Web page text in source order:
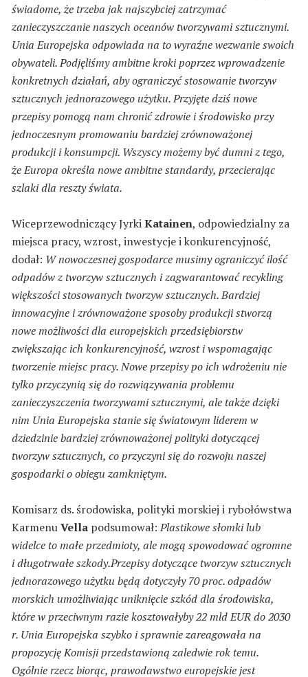
świadome, że trzeba jak najszybciej zatrzymać
zanieczyszczanie naszych oceanów tworzywami sztucznymi.
Unia Europejska odpowiada na to wyraźne wezwanie swoich
obywateli. Podjęliśmy ambitne kroki poprzez wprowadzenie
konkretnych działań, aby ograniczyć stosowanie tworzyw
sztucznych jednorazowego użytku. Przyjęte dziś nowe
przepisy pomogą nam chronić zdrowie i środowisko przy
jednoczesnym promowaniu bardziej zrównoważonej
produkcji i konsumpcji. Wszyscy możemy być dumni z tego,
że Europa określa nowe ambitne standardy, przecierając
szlaki dla reszty świata.
Wiceprzewodniczący JyrkiKatainen, odpowiedzialny za
miejsca pracy, wzrost, inwestycje i konkurencyjność,
dodał: W nowoczesnej gospodarce musimy ograniczyć ilość
odpadów z tworzyw sztucznych i zagwarantować recykling
większości stosowanych tworzyw sztucznych. Bardziej
innowacyjne i zrównoważone sposoby produkcji stworzą
nowe możliwości dla europejskich przedsiębiorstw
zwiększając ich konkurencyjność, wzrost i wspomagając
tworzenie miejsc pracy. Nowe przepisy po ich wdrożeniu nie
tylko przyczynią się do rozwiązywania problemu
zanieczyszczenia tworzywami sztucznymi, ale także dzięki
nim Unia Europejska stanie się światowym liderem w
dziedzinie bardziej zrównoważonej polityki dotyczącej
tworzyw sztucznych, co przyczyni się do rozwoju naszej
gospodarki o obiegu zamkniętym.
Komisarz ds. środowiska, polityki morskiej i rybołówstwa
KarmenuVella podsumował:Plastikowe słomki lub
widelce to małe przedmioty, ale mogą spowodować ogromne
i długotrwałe szkody.Przepisy dotyczące tworzyw sztucznych
jednorazowego użytku będą dotyczyły 70 proc. odpadów
morskich umożliwiając uniknięcie szkód dla środowiska,
które w przeciwnym razie kosztowałyby 22 mld EUR do 2030
r. Unia Europejska szybko i sprawnie zareagowała na
propozycję Komisji przedstawioną zaledwie rok temu.
Ogólnie rzecz biorąc, prawodawstwo europejskie jest